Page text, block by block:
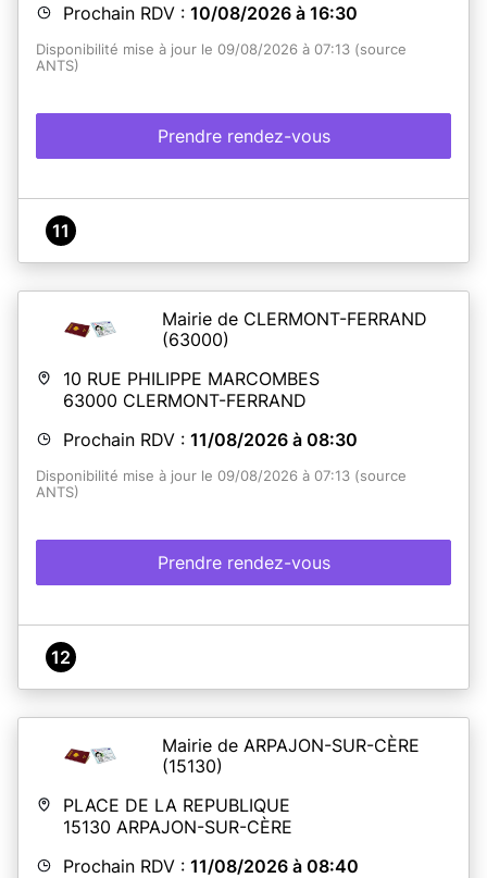
Prochain RDV : 10/08/2026 à 16:30
Disponibilité mise à jour le 09/08/2026 à 07:13 (source
ANTS)
Prendre rendez-vous
11
Mairie de CLERMONT-FERRAND
(63000)
10 RUE PHILIPPE MARCOMBES
63000 CLERMONT-FERRAND
Prochain RDV : 11/08/2026 à 08:30
Disponibilité mise à jour le 09/08/2026 à 07:13 (source
ANTS)
Prendre rendez-vous
12
Mairie de ARPAJON-SUR-CÈRE
(15130)
PLACE DE LA REPUBLIQUE
15130 ARPAJON-SUR-CÈRE
Prochain RDV : 11/08/2026 à 08:40